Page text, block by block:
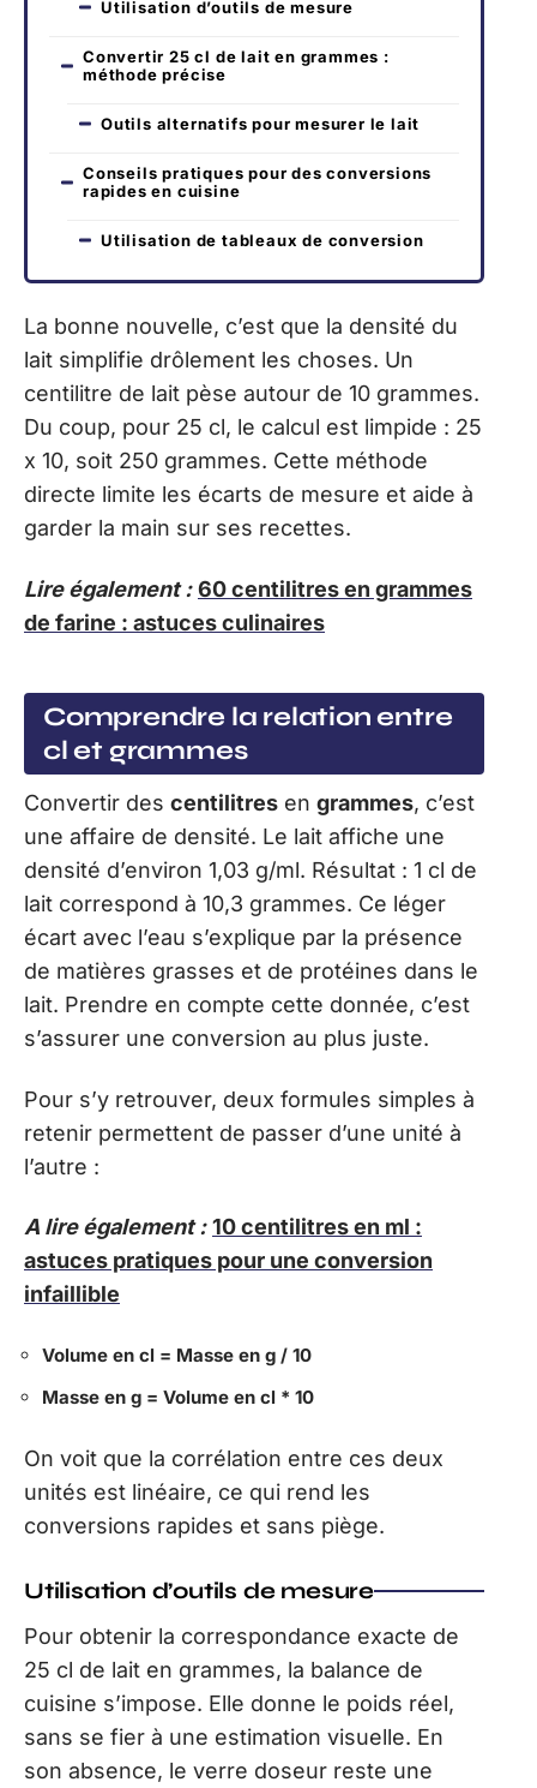
Utilisation d’outils de mesure
Convertir 25 cl de lait en grammes :
méthode précise
Outils alternatifs pour mesurer le lait
Conseils pratiques pour des conversions
rapides en cuisine
Utilisation de tableaux de conversion
La bonne nouvelle, c’est que la densité du
lait simplifie drôlement les choses. Un
centilitre de lait pèse autour de 10 grammes.
Du coup, pour 25 cl, le calcul est limpide : 25
x 10, soit 250 grammes. Cette méthode
directe limite les écarts de mesure et aide à
garder la main sur ses recettes.
Lire également : 60 centilitres en grammes
de farine : astuces culinaires
Comprendre la relation entre
cl et grammes
Convertir des centilitres en grammes, c’est
une affaire de densité. Le lait affiche une
densité d’environ 1,03 g/ml. Résultat : 1 cl de
lait correspond à 10,3 grammes. Ce léger
écart avec l’eau s’explique par la présence
de matières grasses et de protéines dans le
lait. Prendre en compte cette donnée, c’est
s’assurer une conversion au plus juste.
Pour s’y retrouver, deux formules simples à
retenir permettent de passer d’une unité à
l’autre :
A lire également : 10 centilitres en ml :
astuces pratiques pour une conversion
infaillible
Volume en cl = Masse en g / 10
Masse en g = Volume en cl * 10
On voit que la corrélation entre ces deux
unités est linéaire, ce qui rend les
conversions rapides et sans piège.
Utilisation d’outils de mesure
Pour obtenir la correspondance exacte de
25 cl de lait en grammes, la balance de
cuisine s’impose. Elle donne le poids réel,
sans se fier à une estimation visuelle. En
son absence, le verre doseur reste une